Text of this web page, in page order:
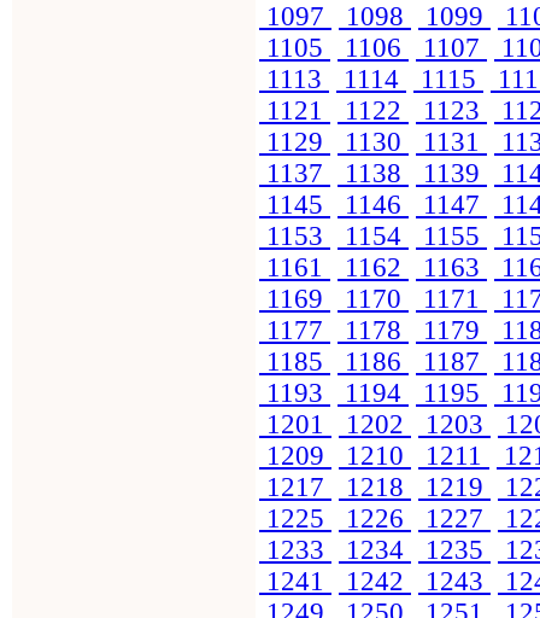
1097
1098 1099
1105
1106 1107
1113
1114 1115
1121
1122 1123
1129
1130 1131
1137
1138 1139
1145
1146 1147
1153
1154 1155
1161
1162 1163
1169
1170 1171
1177
1178 1179
1185
1186 1187
1193
1194 1195
1201
1202 1203
1209
1210 1211
1217
1218 1219
1225
1226 1227
1233
1234 1235
1241
1242 1243